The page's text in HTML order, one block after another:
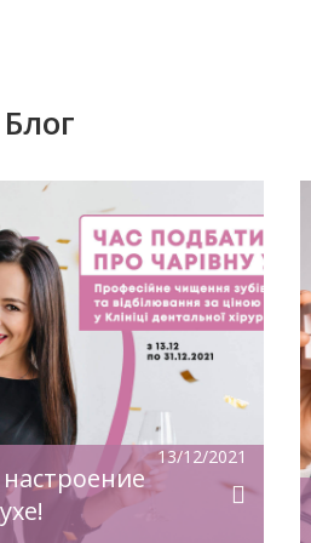
Блог
13/12/2021
из разных стран СНГ, у
человека в возрасте
отсутствует хотя бы один
эта статистика только
Все мы слышали: «Что
или нескольких зубов
здоровью». Это
ошибочно и несет за
последствия.
происходят при
даже […]